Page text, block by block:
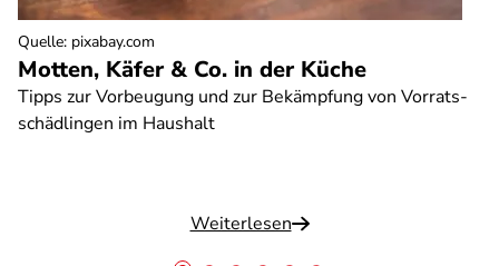
Motten, Käfer & Co. in der Küche
Tipps zur Vorbeugung und zur Bekämpfung von Vorrats-
schädlingen im Haushalt
Weiterlesen
Quelle: pixabay.com